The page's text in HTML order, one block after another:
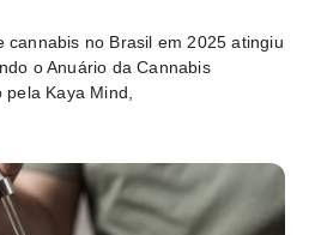
cannabis no Brasil em 2025 atingiu
o Anuário da Cannabis
Kaya Mind,